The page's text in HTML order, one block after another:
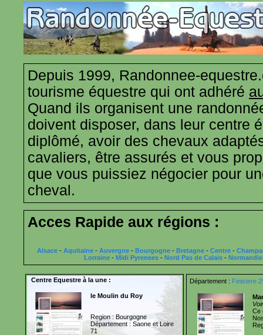
Depuis 1999, Randonnee-
tourisme équestre qui ont adhéré
Quand ils organisent une
doivent disposer, dans leur centre
diplômé, avoir des chevaux
cavaliers, être assurés et vous
que vous puissiez négocier pour
cheval.
Acces Rapide aux régions :
Alsace - Aquitaine - Auvergne - Bourgogne - Bretagne - Centre -
Lorraine- Midi Pyrenees- Nord Pas de Calais- Normandie
Centre Equestre à la une :
le Moulin du Roy
Region : Bourgogne
Département : Saone et Loire
71
Département : Finistere
Ce